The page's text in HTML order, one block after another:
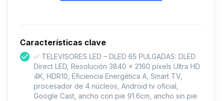
Características clave
✅ TELEVISORES LED – DLED 65 PULGADAS: DLED
Direct LED, Resolución 3840 x 2160 píxels Ultra HD
4K, HDR10, Eficiencia Energética A, Smart TV,
procesador de 4 núcleos, Android tv oficial,
Google Cast, ancho con pie 91.6cm, ancho sin pie